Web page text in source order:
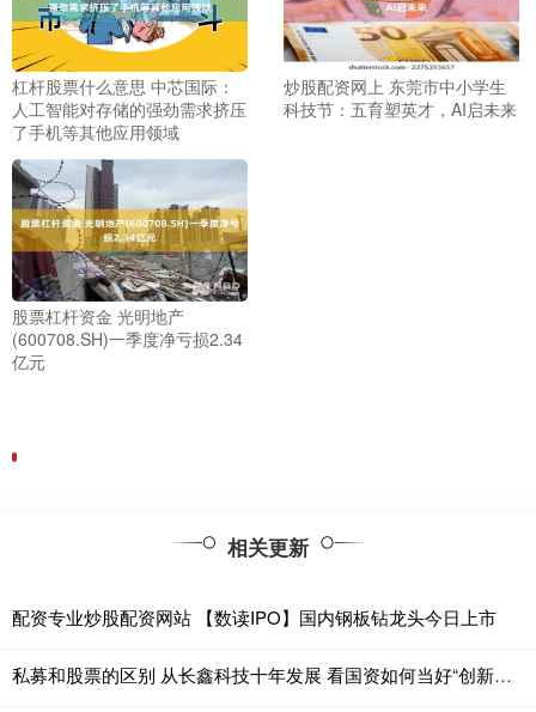
杠杆股票什么意思 中芯国际：
人工智能对存储的强劲需求挤压
了手机等其他应用领域
炒股配资网上 东莞市中小学生
科技节：五育塑英才，AI启未来
股票杠杆资金 光明地产
(600708.SH)一季度净亏损2.34
亿元
相关更新
配资专业炒股配资网站 【数读IPO】国内钢板钻龙头今日上市
私募和股票的区别 从长鑫科技十年发展 看国资如何当好“创新引路人”